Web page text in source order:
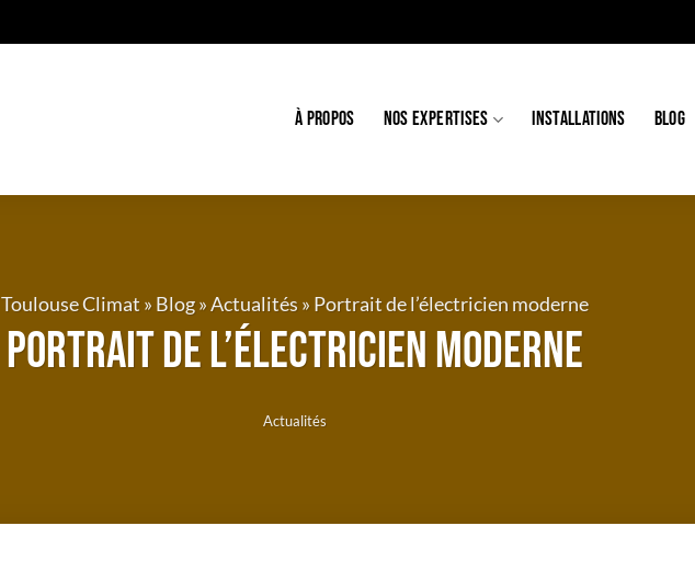
À PROPOS NOS EXPERTISES INSTALLATIONS BLOG
Toulouse Climat » Blog»Actualités » Portrait de l’électricien moderne
Portrait de l’électricien moderne
Actualités